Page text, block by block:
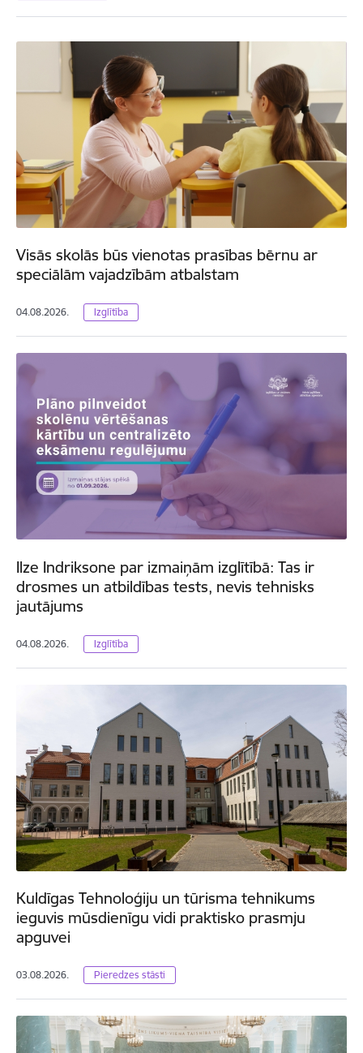
Visās skolās būs vienotas prasības bērnu ar
speciālām vajadzībām atbalstam
04.08.2026. Izglītība
Ilze Indriksone par izmaiņām izglītībā: Tas ir
drosmes un atbildības tests, nevis tehnisks
jautājums
04.08.2026. Izglītība
Kuldīgas Tehnoloģiju un tūrisma tehnikums
ieguvis mūsdienīgu vidi praktisko prasmju
apguvei
03.08.2026. Pieredzes stāsti